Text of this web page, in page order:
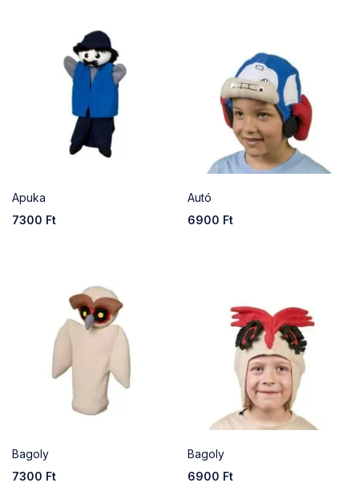
Apuka
7300 Ft
Autó
6900 Ft
Bagoly
7300 Ft
Bagoly
6900 Ft